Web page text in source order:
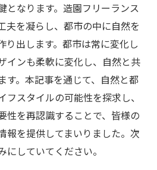
となります。造園フリーランス
夫を凝らし、都市の中に自然を
り出します。都市は常に変化し
インも柔軟に変化し、自然と共
す。本記事を通じて、自然と都
フスタイルの可能性を探求し、
性を再認識することで、皆様の
報を提供してまいりました。次
していてください。